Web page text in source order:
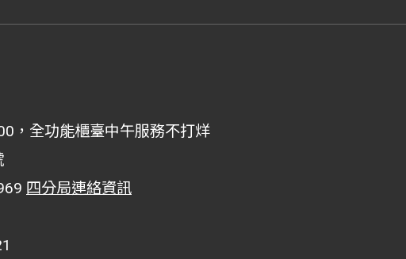
，全功能櫃臺中午服務不打烊
四分局連絡資訊